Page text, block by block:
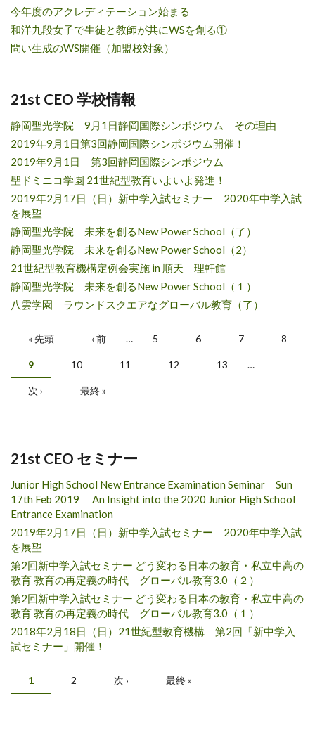
今年度のアクレディテーション始まる
和洋九段女子で生徒と教師が共にWSを創る①
問い生成のWS開催（加盟校対象）
21st CEO 学校情報
静岡聖光学院 9月1日静岡国際シンポジウム その理由
2019年9月1日第3回静岡国際シンポジウム開催！
2019年9月1日 第3回静岡国際シンポジウム
聖ドミニコ学園 21世紀型教育いよいよ発進！
2019年2月17日（日）新中学入試セミナー 2020年中学入試
を展望
静岡聖光学院 未来を創るNew Power School（了）
静岡聖光学院 未来を創るNew Power School（2）
21世紀型教育機構定例会実施 in 順天 理軒館
静岡聖光学院 未来を創るNew Power School（１）
八雲学園 ラウンドスクエアなグローバル教育（了）
ページ
« 先頭 ‹ 前 … 5 6 7 8
9 10 11 12 13 …
次 › 最終 »
21st CEO セミナー
Junior High School New Entrance Examination Seminar Sun
17th Feb 2019 An Insight into the 2020 Junior High School
Entrance Examination
2019年2月17日（日）新中学入試セミナー 2020年中学入試
を展望
第2回新中学入試セミナー どう変わる日本の教育・私立中高の
教育 教育の再定義の時代 グローバル教育3.0（２）
第2回新中学入試セミナー どう変わる日本の教育・私立中高の
教育 教育の再定義の時代 グローバル教育3.0（１）
2018年2月18日（日）21世紀型教育機構 第2回「新中学入
試セミナー」開催！
ページ
1 2 次 › 最終 »